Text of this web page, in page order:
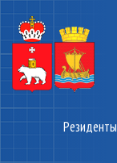
Резиденты